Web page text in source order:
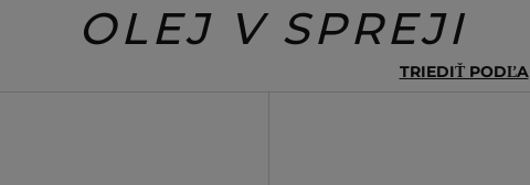
OLEJ V SPREJI
TRIEDIŤ PODĽA